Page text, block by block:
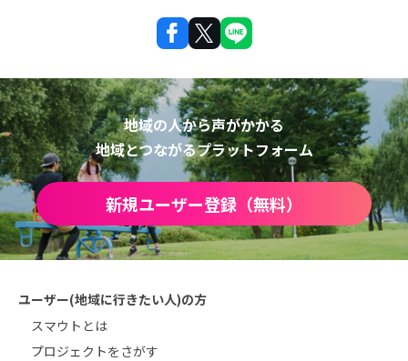
地域の人から声がかかる
地域とつながるプラットフォーム
新規ユーザー登録（無料）
ユーザー(地域に行きたい人)の方
スマウトとは
プロジェクトをさがす